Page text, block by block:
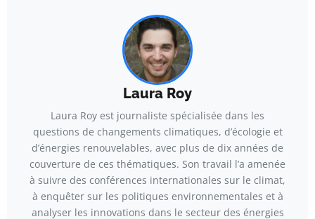
Laura Roy
Laura Roy est journaliste spécialisée dans les
questions de changements climatiques, d’écologie et
d’énergies renouvelables, avec plus de dix années de
couverture de ces thématiques. Son travail l’a amenée
à suivre des conférences internationales sur le climat,
à enquêter sur les politiques environnementales et à
analyser les innovations dans le secteur des énergies